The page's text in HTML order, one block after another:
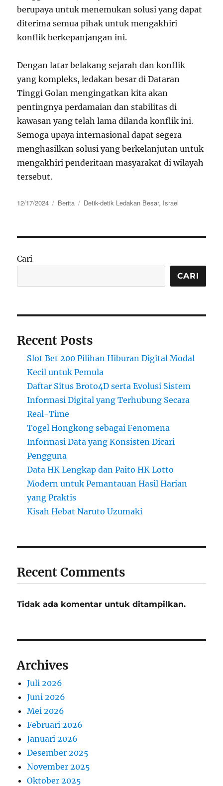
berupaya untuk menemukan solusi yang dapat
diterima semua pihak untuk mengakhiri
konflik berkepanjangan ini.
Dengan latar belakang sejarah dan konflik
yang kompleks, ledakan besar di Dataran
Tinggi Golan mengingatkan kita akan
pentingnya perdamaian dan stabilitas di
kawasan yang telah lama dilanda konflik ini.
Semoga upaya internasional dapat segera
menghasilkan solusi yang berkelanjutan untuk
mengakhiri penderitaan masyarakat di wilayah
tersebut.
Posted
12/17/2024 Categories
Berita Tags
Detik-detik Ledakan Besar, Israel
Cari
CARI
Recent Posts
Slot Bet 200 Pilihan Hiburan Digital Modal
Kecil untuk Pemula
Daftar Situs Broto4D serta Evolusi Sistem
Informasi Digital yang Terhubung Secara
Real-Time
Togel Hongkong sebagai Fenomena
Informasi Data yang Konsisten Dicari
Pengguna
Data HK Lengkap dan Paito HK Lotto
Modern untuk Pemantauan Hasil Harian
yang Praktis
Kisah Hebat Naruto Uzumaki
Recent Comments
Tidak ada komentar untuk ditampilkan.
Archives
Juli 2026
Juni 2026
Mei 2026
Februari 2026
Januari 2026
Desember 2025
November 2025
Oktober 2025